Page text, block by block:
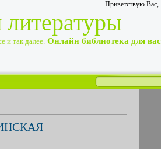
Приветствую Вас,
литературы
и так далее. Онлайн библиотека для